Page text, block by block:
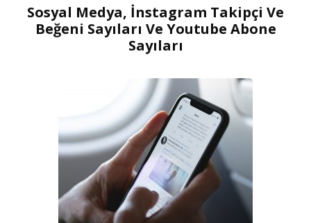
Sosyal Medya, İnstagram Takipçi Ve
Beğeni Sayıları Ve Youtube Abone
Sayıları